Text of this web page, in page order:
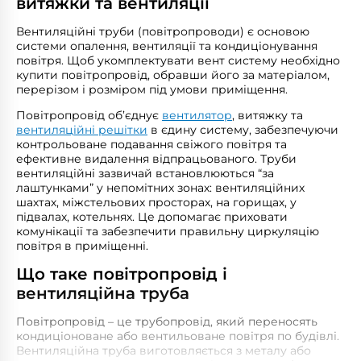
Вентиляційні труби (повітропроводи) є основою
системи опалення, вентиляції та кондиціонування
повітря. Щоб укомплектувати вент систему необхідно
купити повітропровід, обравши його за матеріалом,
перерізом і розміром під умови приміщення.
Повітропровід об’єднує вентилятор, витяжку та
вентиляційні решітки в єдину систему, забезпечуючи
контрольоване подавання свіжого повітря та
ефективне видалення відпрацьованого. Труби
вентиляційні зазвичай встановлюються “за
лаштунками” у непомітних зонах: вентиляційних
шахтах, міжстельових просторах, на горищах, у
підвалах, котельнях. Це допомагає приховати
комунікації та забезпечити правильну циркуляцію
повітря в приміщенні.
Що таке повітропровід і
вентиляційна труба
Повітропровід – це трубопровід, який переносять
кондиціоноване або вентильоване повітря по будівлі.
Вентиляційна труба виготовляється з металу або